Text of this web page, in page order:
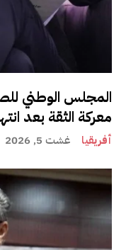
المجلس الوطني
معركة الثقة بعد
أفريقيا غشت 5, 2026